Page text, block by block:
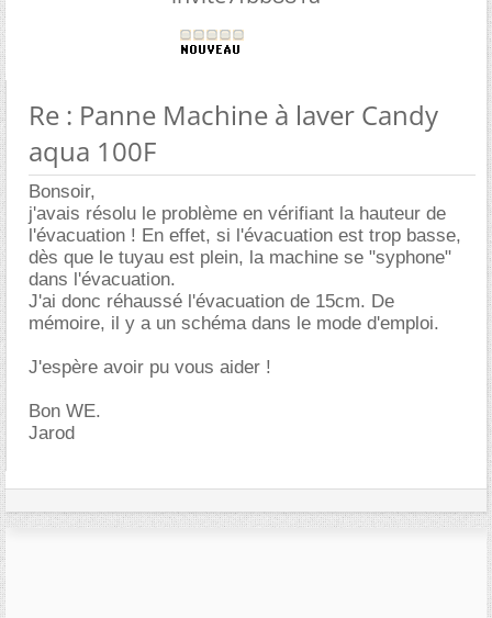
Re : Panne Machine à laver Candy
aqua 100F
Bonsoir,
j'avais résolu le problème en vérifiant la hauteur de
l'évacuation ! En effet, si l'évacuation est trop basse,
dès que le tuyau est plein, la machine se "syphone"
dans l'évacuation.
J'ai donc réhaussé l'évacuation de 15cm. De
mémoire, il y a un schéma dans le mode d'emploi.
J'espère avoir pu vous aider !
Bon WE.
Jarod